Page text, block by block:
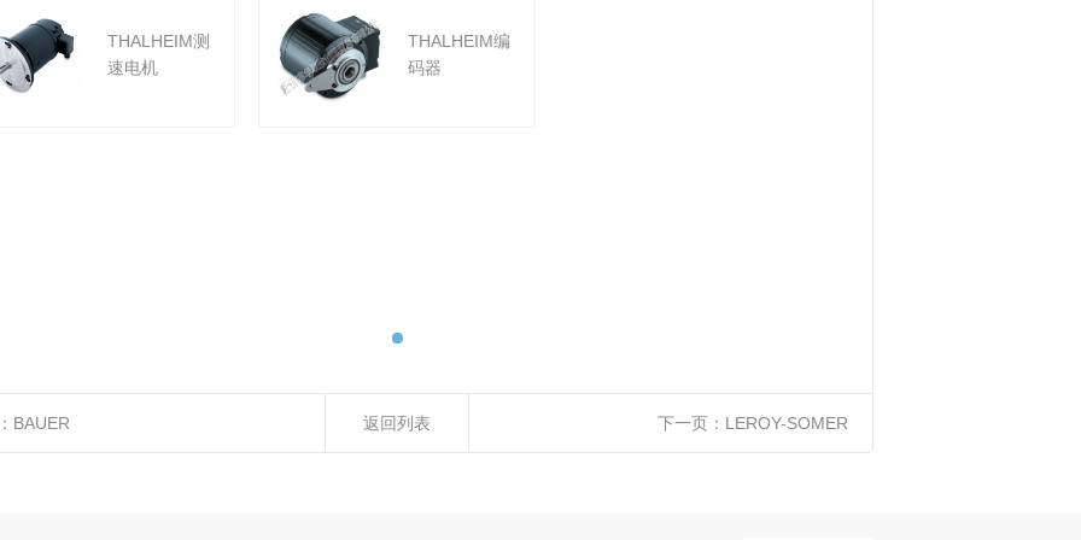
THALHEIM测
速电机
THALHEIM编
码器
BAUER 返回列表 下一页： LEROY-SOMER